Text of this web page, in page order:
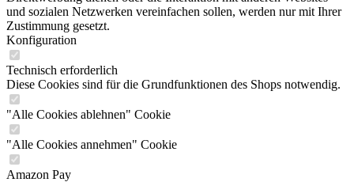
und sozialen Netzwerken vereinfachen sollen, werden nur mit Ihrer
Zustimmung gesetzt.
Konfiguration
Technisch erforderlich
Diese Cookies sind für die Grundfunktionen des Shops notwendig.
"Alle Cookies ablehnen" Cookie
"Alle Cookies annehmen" Cookie
Amazon Pay